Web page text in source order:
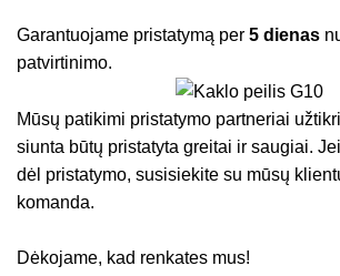
Garantuojame pristatymą per5 dienas
patvirtinimo.
Mūsų patikimi pristatymo partneriai
siunta būtų pristatyta greitai ir saugiai.
dėl pristatymo, susisiekite su mūsų
komanda.
Dėkojame, kad renkates mus!